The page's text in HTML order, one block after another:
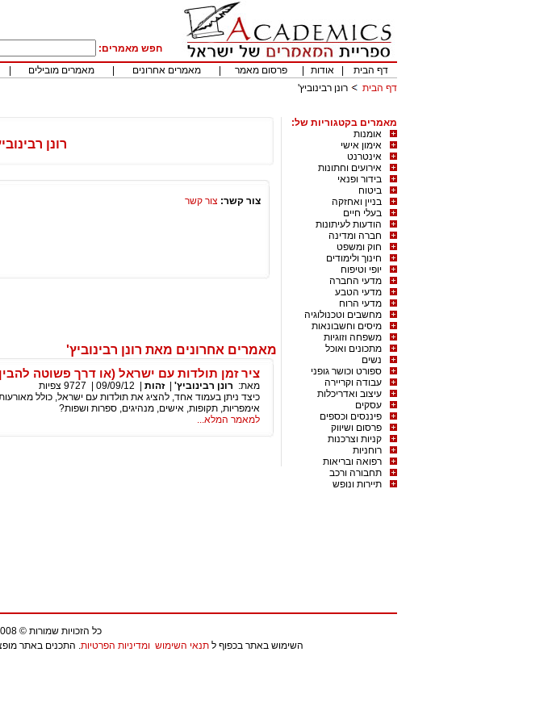
חפש מאמרים:
דף הבית
אודות פרסום מאמר מאמרים אחרונים מאמרים מובילים
דף הבית
רונן רבינוביץ'
מאמרים בקטגוריות של:
אומנות
אימון אישי
אינטרנט
אירועים וחתונות
בידור ופנאי
ביטוח
בניין ואחזקה
בעלי חיים
הודעות לעיתונות
חברה ומדינה
חוק ומשפט
חינוך ולימודים
יופי וטיפוח
מדעי החברה
מדעי הטבע
מדעי הרוח
מחשבים וטכנולוגיה
מיסים וחשבונאות
משפחה וזוגיות
מתכונים ואוכל
נשים
ספורט וכושר גופני
עבודה וקריירה
עיצוב ואדריכלות
עסקים
פיננסים וכספים
פרסום ושיווק
קניות וצרכנות
רוחניות
רפואה ובריאות
תחבורה ורכב
תיירות ונופש
רונן
צור קשר: צור קשר
מאמרים אחרונים מאת רונן רבינוביץ'
ציר זמן תולדות עם ישראל (או דרך פשוטה להבין
מאת: רונן רבינוביץ' |זהות 09/09/12
9727 צפיות
כיצד ניתן בעמוד אחד, להציג את תולדות עם ישראל, כולל
אימפריות, תקופות, אישים, מנהיגים, ספרות ושפות?
למאמר המלא...
כל הזכויות שמורות © 2008
השימוש באתר בכפוף ל תנאי השימוש ומדיניות הפרטיות. התכנים באתר